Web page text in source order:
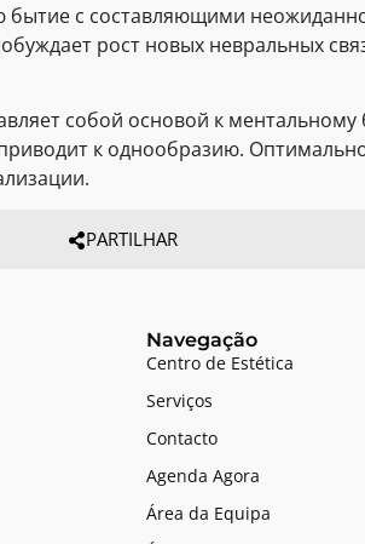
с составляющими
рост новых невральных
собой основой к
к однообразию.
PARTILHAR
Navegação
Centro de Estética
Serviços
Contacto
Agenda Agora
Área da Equipa